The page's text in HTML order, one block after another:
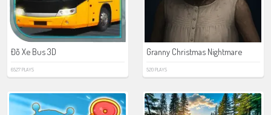
Đỗ Xe Bus 3D
6527 PLAYS
Granny Christmas Nightmare
520 PLAYS